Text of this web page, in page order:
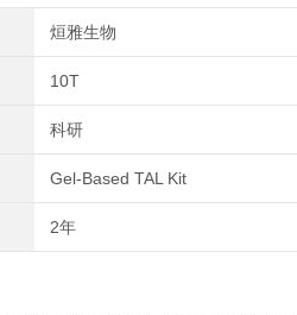
烜雅生物
10T
科研
Gel-Based TAL Kit
2年